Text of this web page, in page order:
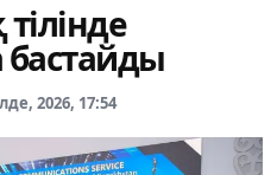
бастайды
2026, 17:54